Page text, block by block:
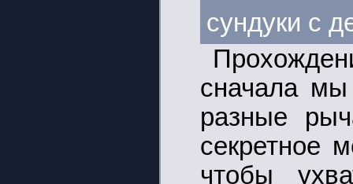
сундуки с
сначала
разные
секретное
чтобы